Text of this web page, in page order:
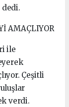
AMAÇLIYOR
ile
Çeşitli
verdi.